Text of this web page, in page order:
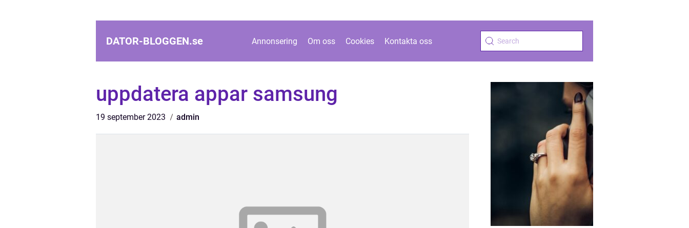
DATOR-BLOGGEN.se Annonsering Om oss Cookies Kontakta oss
uppdatera appar samsung
19 september 2023 admin